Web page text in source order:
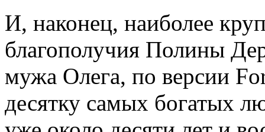
И, наконец, наиболее
благополучия Полины
мужа Олега, по версии
десятку самых богатых